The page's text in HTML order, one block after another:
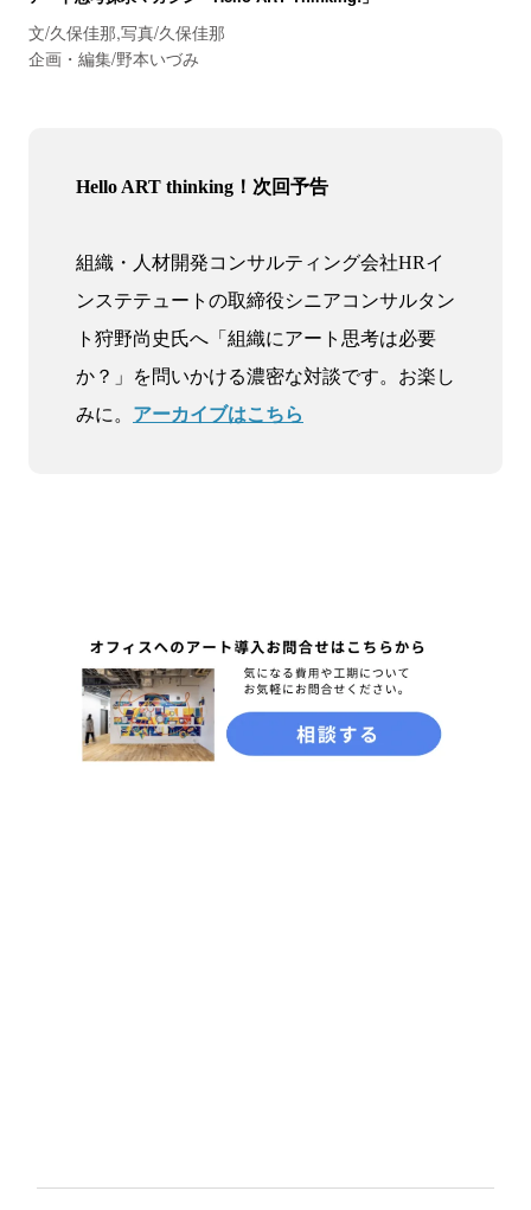
文/久保佳那,写真/久保佳那
企画・編集/野本いづみ
Hello ART thinking！次回予告
組織・人材開発コンサルティング会社HRイ
ンステテュートの取締役シニアコンサルタン
ト狩野尚史氏へ「組織にアート思考は必要
か？」を問いかける濃密な対談です。お楽し
みに。 アーカイブはこちら